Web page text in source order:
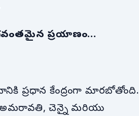
ప్రయాణం…
ప్రధాన కేంద్రంగా మారబోతోంది.
అమరావతి, చెన్నై మరియు